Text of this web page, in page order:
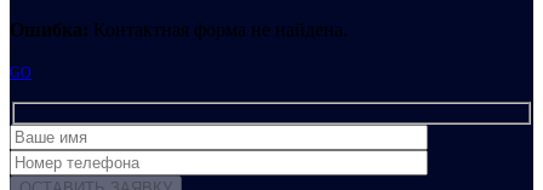
Ошибка: Контактная форма не найдена.
GO